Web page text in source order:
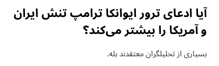
آیا ادعای ترور ایوانکا ترامپ تنش ایران
و آمریکا را بیشتر می‌کند؟
بسیاری از تحلیلگران معتقدند بله.